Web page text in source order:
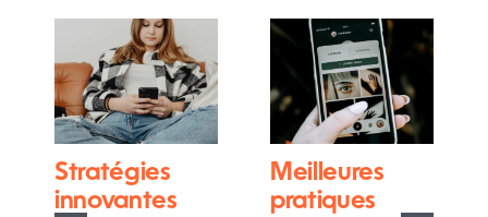
Stratégies
innovantes
Meilleures
pratiques